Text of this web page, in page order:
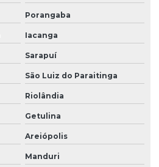
Porangaba
Iacanga
Sarapuí
São Luiz do Paraitinga
Riolândia
Getulina
Areiópolis
Manduri